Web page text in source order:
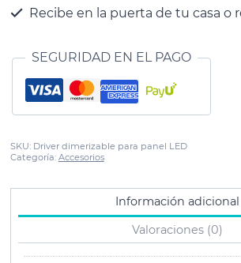
Recibe en la puerta de tu casa o
SEGURIDAD EN EL PAGO
SKU: Driver dimerizable para panel LED
Categoría: Accesorios
Información adicional
Valoraciones (0)